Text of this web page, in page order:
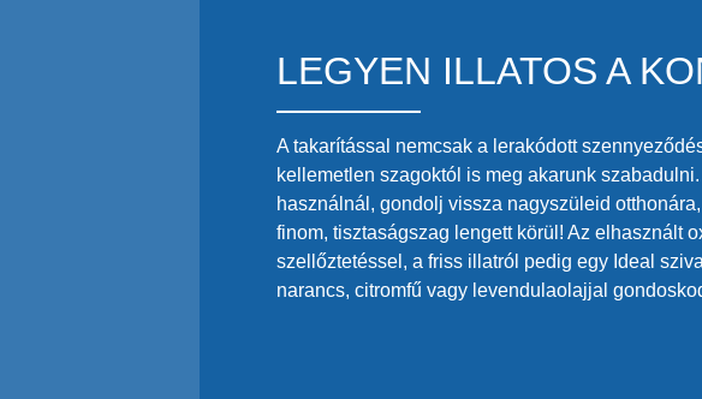
LEGYEN ILLATOS A
A takarítással nemcsak a lerakódott
kellemetlen szagoktól is meg akarunk
használnál, gondolj vissza nagyszüleid
finom, tisztaságszag lengett körül! Az elhasznált
szellőztetéssel, a friss illatról pedig egy Ideal
narancs, citromfű vagy levendulaolajjal